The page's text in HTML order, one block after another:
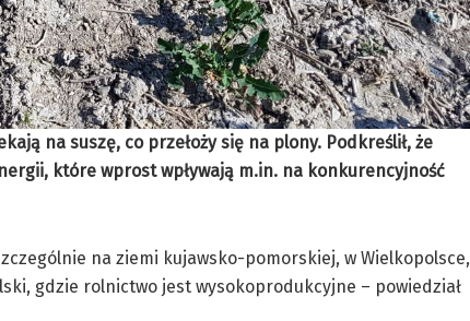
na suszę, co przełoży się na plony. Podkreślił, że
które wprost wpływają m.in. na konkurencyjność
na ziemi kujawsko-pomorskiej, w Wielkopolsce,
gdzie rolnictwo jest wysokoprodukcyjne – powiedział